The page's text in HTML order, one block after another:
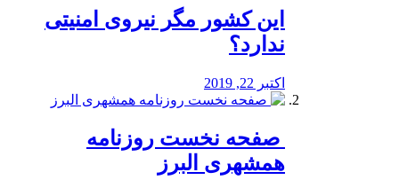
این کشور مگر نیروی امنیتی
ندارد؟
اکتبر 22, 2019
️ صفحه نخست روزنامه‌
همشهری البرز